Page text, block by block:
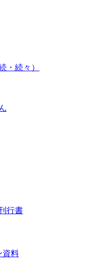
・続々）
行書
資料